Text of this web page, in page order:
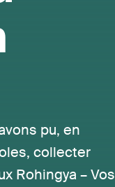
pu, en
collecter
Rohingya – Vos